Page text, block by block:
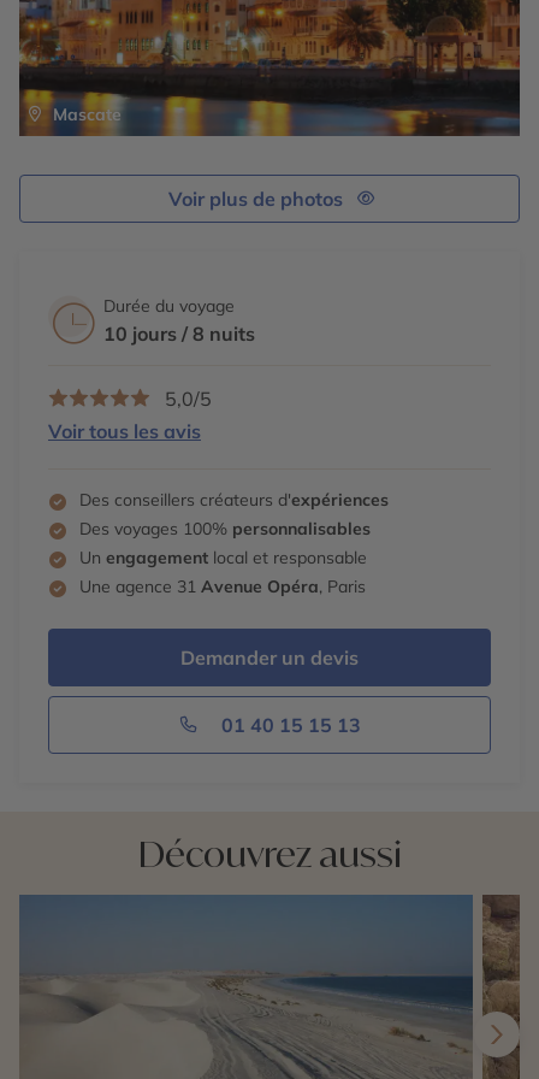
Mascate
Voir plus de photos
Durée du voyage
10 jours / 8 nuits
5,0/5
Voir tous les avis
Des conseillers créateurs d'expériences
Des voyages 100% personnalisables
Un engagement local et responsable
Une agence 31 Avenue Opéra, Paris
Demander un devis
01 40 15 15 13
Découvrez aussi